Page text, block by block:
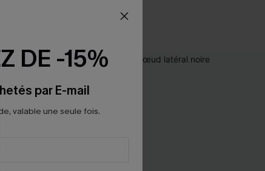
DE -15%
par E-mail
valable une seule fois.